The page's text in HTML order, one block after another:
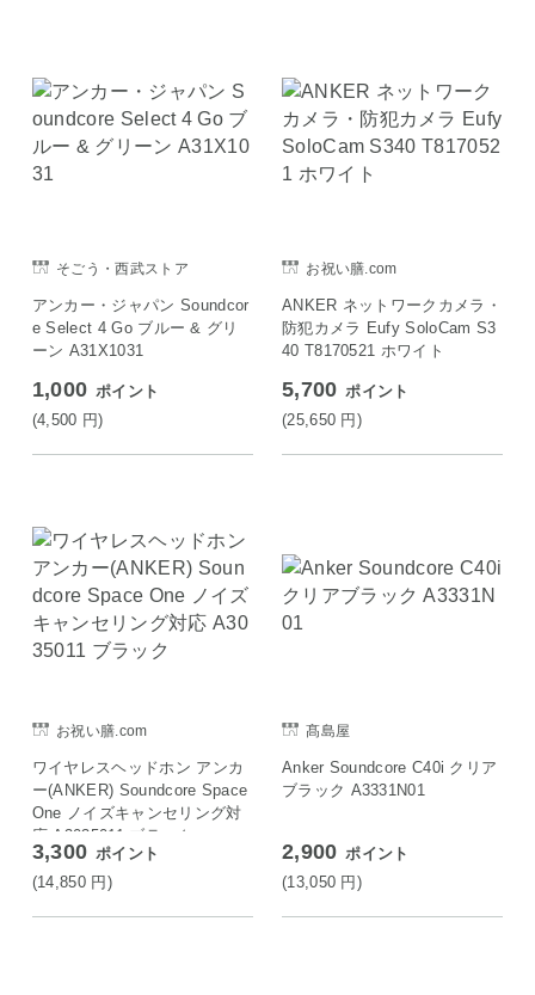
そごう・西武ストア
アンカー・ジャパン Soundcor
e Select 4 Go ブルー & グリ
ーン A31X1031
1,000 ポイント
(4,500 円)
お祝い膳.com
ANKER ネットワークカメラ・
防犯カメラ Eufy SoloCam S3
40 T8170521 ホワイト
5,700 ポイント
(25,650 円 )
お祝い膳.com
ワイヤレスヘッドホン アンカ
ー(ANKER) Soundcore Space
One ノイズキャンセリング対
応 A3035011 ブラック
3,300 ポイント
(14,850 円 )
髙島屋
Anker Soundcore C40i クリア
ブラック A3331N01
2,900 ポイント
(13,050 円 )